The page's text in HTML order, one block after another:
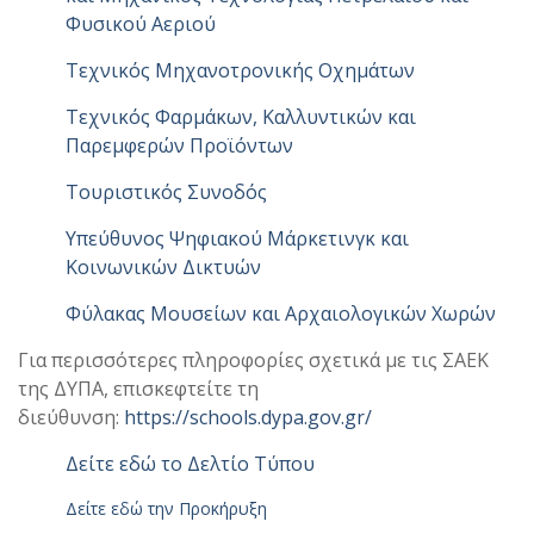
Φυσικού Αεριού
Τεχνικός Μηχανοτρονικής Οχημάτων
Τεχνικός Φαρμάκων, Καλλυντικών και
Παρεμφερών Προϊόντων
Τουριστικός Συνοδός
Υπεύθυνος Ψηφιακού Μάρκετινγκ και
Κοινωνικών Δικτυών
Φύλακας Μουσείων και Αρχαιολογικών Χωρών
Για περισσότερες πληροφορίες σχετικά με τις ΣΑΕΚ
της ΔΥΠΑ, επισκεφτείτε τη
διεύθυνση: https://schools.dypa.gov.gr/
Δείτε εδώ το Δελτίο Τύπου
Δείτε εδώ την Προκήρυξη